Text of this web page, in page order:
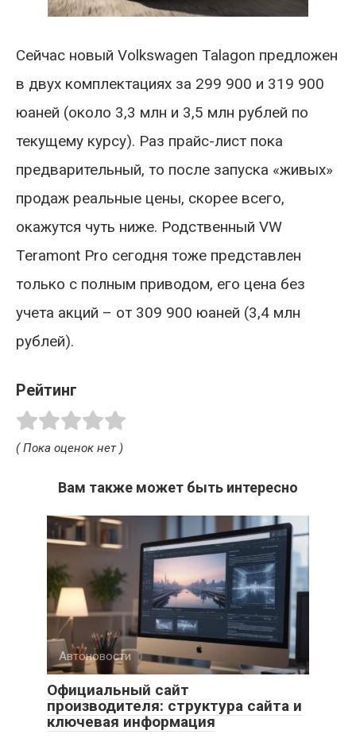
Сейчас новый Volkswagen Talagon предложен
в двух комплектациях за 299 900 и 319 900
юаней (около 3,3 млн и 3,5 млн рублей по
текущему курсу). Раз прайс-лист пока
предварительный, то после запуска «живых»
продаж реальные цены, скорее всего,
окажутся чуть ниже. Родственный VW
Teramont Pro сегодня тоже представлен
только с полным приводом, его цена без
учета акций – от 309 900 юаней (3,4 млн
рублей).
Рейтинг
( Пока оценок нет )
Вам также может быть интересно
Автоновости
Официальный сайт
производителя: структура сайта и
ключевая информация